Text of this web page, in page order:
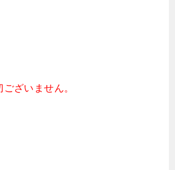
ざいません。